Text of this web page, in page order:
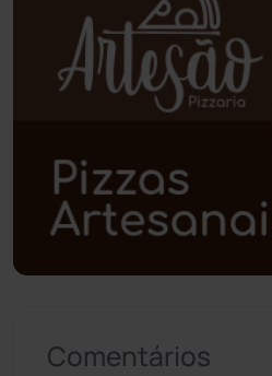
Planalto
Poções
Polícia Civil
Polícia Militar
Política
Comentários